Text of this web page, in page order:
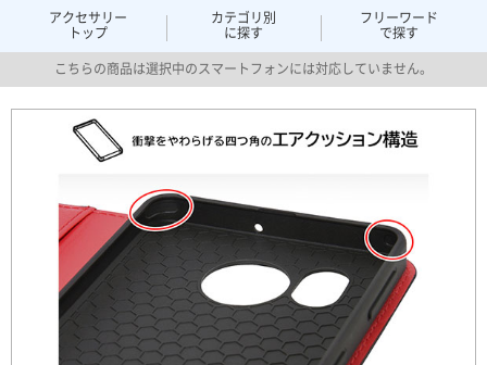
アクセサリー
トップ
カテゴリ別
に探す
フリーワード
で探す
こちらの商品は選択中のスマートフォンには対応していません。